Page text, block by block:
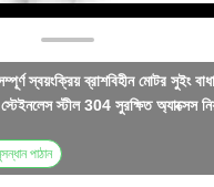
স্বয়ংক্রিয় ব্রাশবিহীন মোটর সুইং
স্টীল 304 সুরক্ষিত অ্যাক্সেস
পাঠান